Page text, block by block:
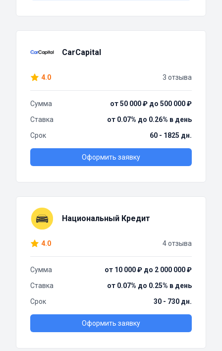
CarCapital
4.0 3 отзыва
Сумма
от 50 000 ₽ до 500 000 ₽
Ставка
от 0.07% до 0.26% в день
Срок
60 - 1825 дн.
Оформить заявку
Национальный Кредит
4.0 4 отзыва
Сумма
от 10 000 ₽ до 2 000 000 ₽
Ставка
от 0.07% до 0.25% в день
Срок
30 - 730 дн.
Оформить заявку